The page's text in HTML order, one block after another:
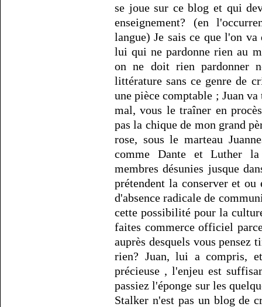
se joue sur ce blog et qui
enseignement? (en
langue) Je sais ce que l'on
lui qui ne pardonne rien au
on ne doit rien pardonner
littérature sans ce genre de
une pièce comptable ; Juan
mal, vous le traîner en
pas la chique de mon grand
rose, sous le marteau
comme Dante et Luther la
membres désunies jusque
prétendent la conserver et
d'absence radicale de
cette possibilité pour la
faites commerce officiel
auprès desquels vous
rien? Juan, lui a compris,
précieuse , l'enjeu est
passiez l'éponge sur les
Stalker n'est pas un blog de